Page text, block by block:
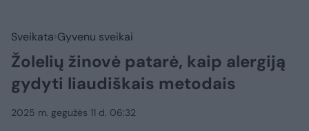
Sveikata Gyvenu sveikai
Žolelių žinovė patarė, kaip alergiją
gydyti liaudiškais metodais
2025 m. gegužės 11 d. 06:32